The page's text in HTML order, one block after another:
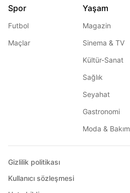
Spor
Futbol
Maçlar
Yaşam
Magazin
Sinema & TV
Kültür-Sanat
Sağlık
Seyahat
Gastronomi
Moda & Bakım
Gizlilik politikası
Kullanıcı sözleşmesi